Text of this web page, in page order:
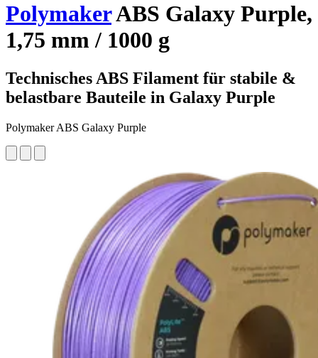
PolymakerABS Galaxy Purple,
1,75 mm / 1000 g
Technisches ABS Filament für stabile &
belastbare Bauteile in Galaxy Purple
Polymaker ABS Galaxy Purple